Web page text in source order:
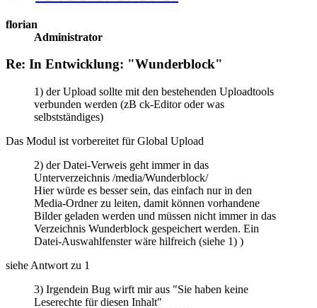
florian
Administrator
Re: In Entwicklung: "Wunderblock"
1) der Upload sollte mit den bestehenden Uploadtools
verbunden werden (zB ck-Editor oder was
selbstständiges)
Das Modul ist vorbereitet für Global Upload
2) der Datei-Verweis geht immer in das
Unterverzeichnis /media/Wunderblock/
Hier würde es besser sein, das einfach nur in den
Media-Ordner zu leiten, damit können vorhandene
Bilder geladen werden und müssen nicht immer in das
Verzeichnis Wunderblock gespeichert werden. Ein
Datei-Auswahlfenster wäre hilfreich (siehe 1) )
siehe Antwort zu 1
3) Irgendein Bug wirft mir aus "Sie haben keine
Leserechte für diesen Inhalt"